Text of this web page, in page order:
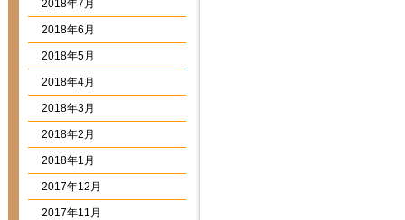
2018年7月
2018年6月
2018年5月
2018年4月
2018年3月
2018年2月
2018年1月
2017年12月
2017年11月